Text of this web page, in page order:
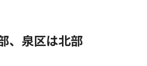
、泉区は北部